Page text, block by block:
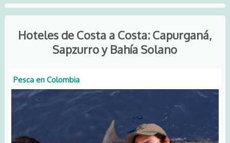
Hoteles de Costa a Costa: Capurganá,
Sapzurro y Bahía Solano
Pesca en Colombia